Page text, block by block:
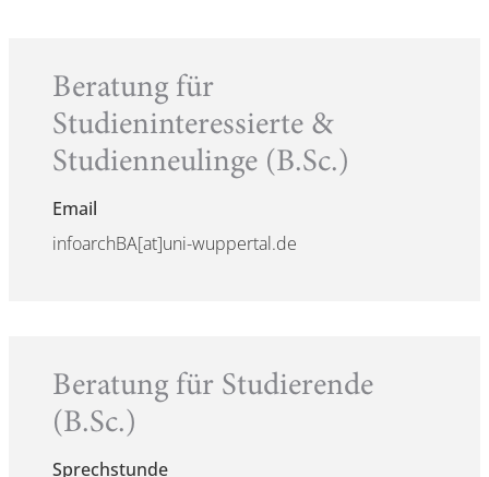
Beratung für
Studieninteressierte &
Studienneulinge (B.Sc.)
Email
infoarchBA[at]uni-wuppertal.de
Beratung für Studierende
(B.Sc.)
Sprechstunde